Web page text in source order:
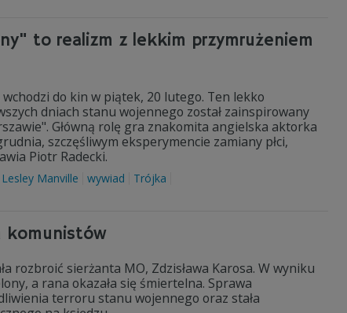
to realizm z lekkim przymrużeniem
do kin w piątek, 20 lutego. Ten lekko
dniach stanu wojennego został zainspirowany
Główną rolę gra znakomita angielska aktorka
szczęśliwym eksperymencie zamiany płci,
Piotr Radecki.
Lesley Manville wywiad Trójka
komunistów
rozbroić sierżanta MO, Zdzisława Karosa. W wyniku
a rana okazała się śmiertelna. Sprawa
terroru stanu wojennego oraz stała